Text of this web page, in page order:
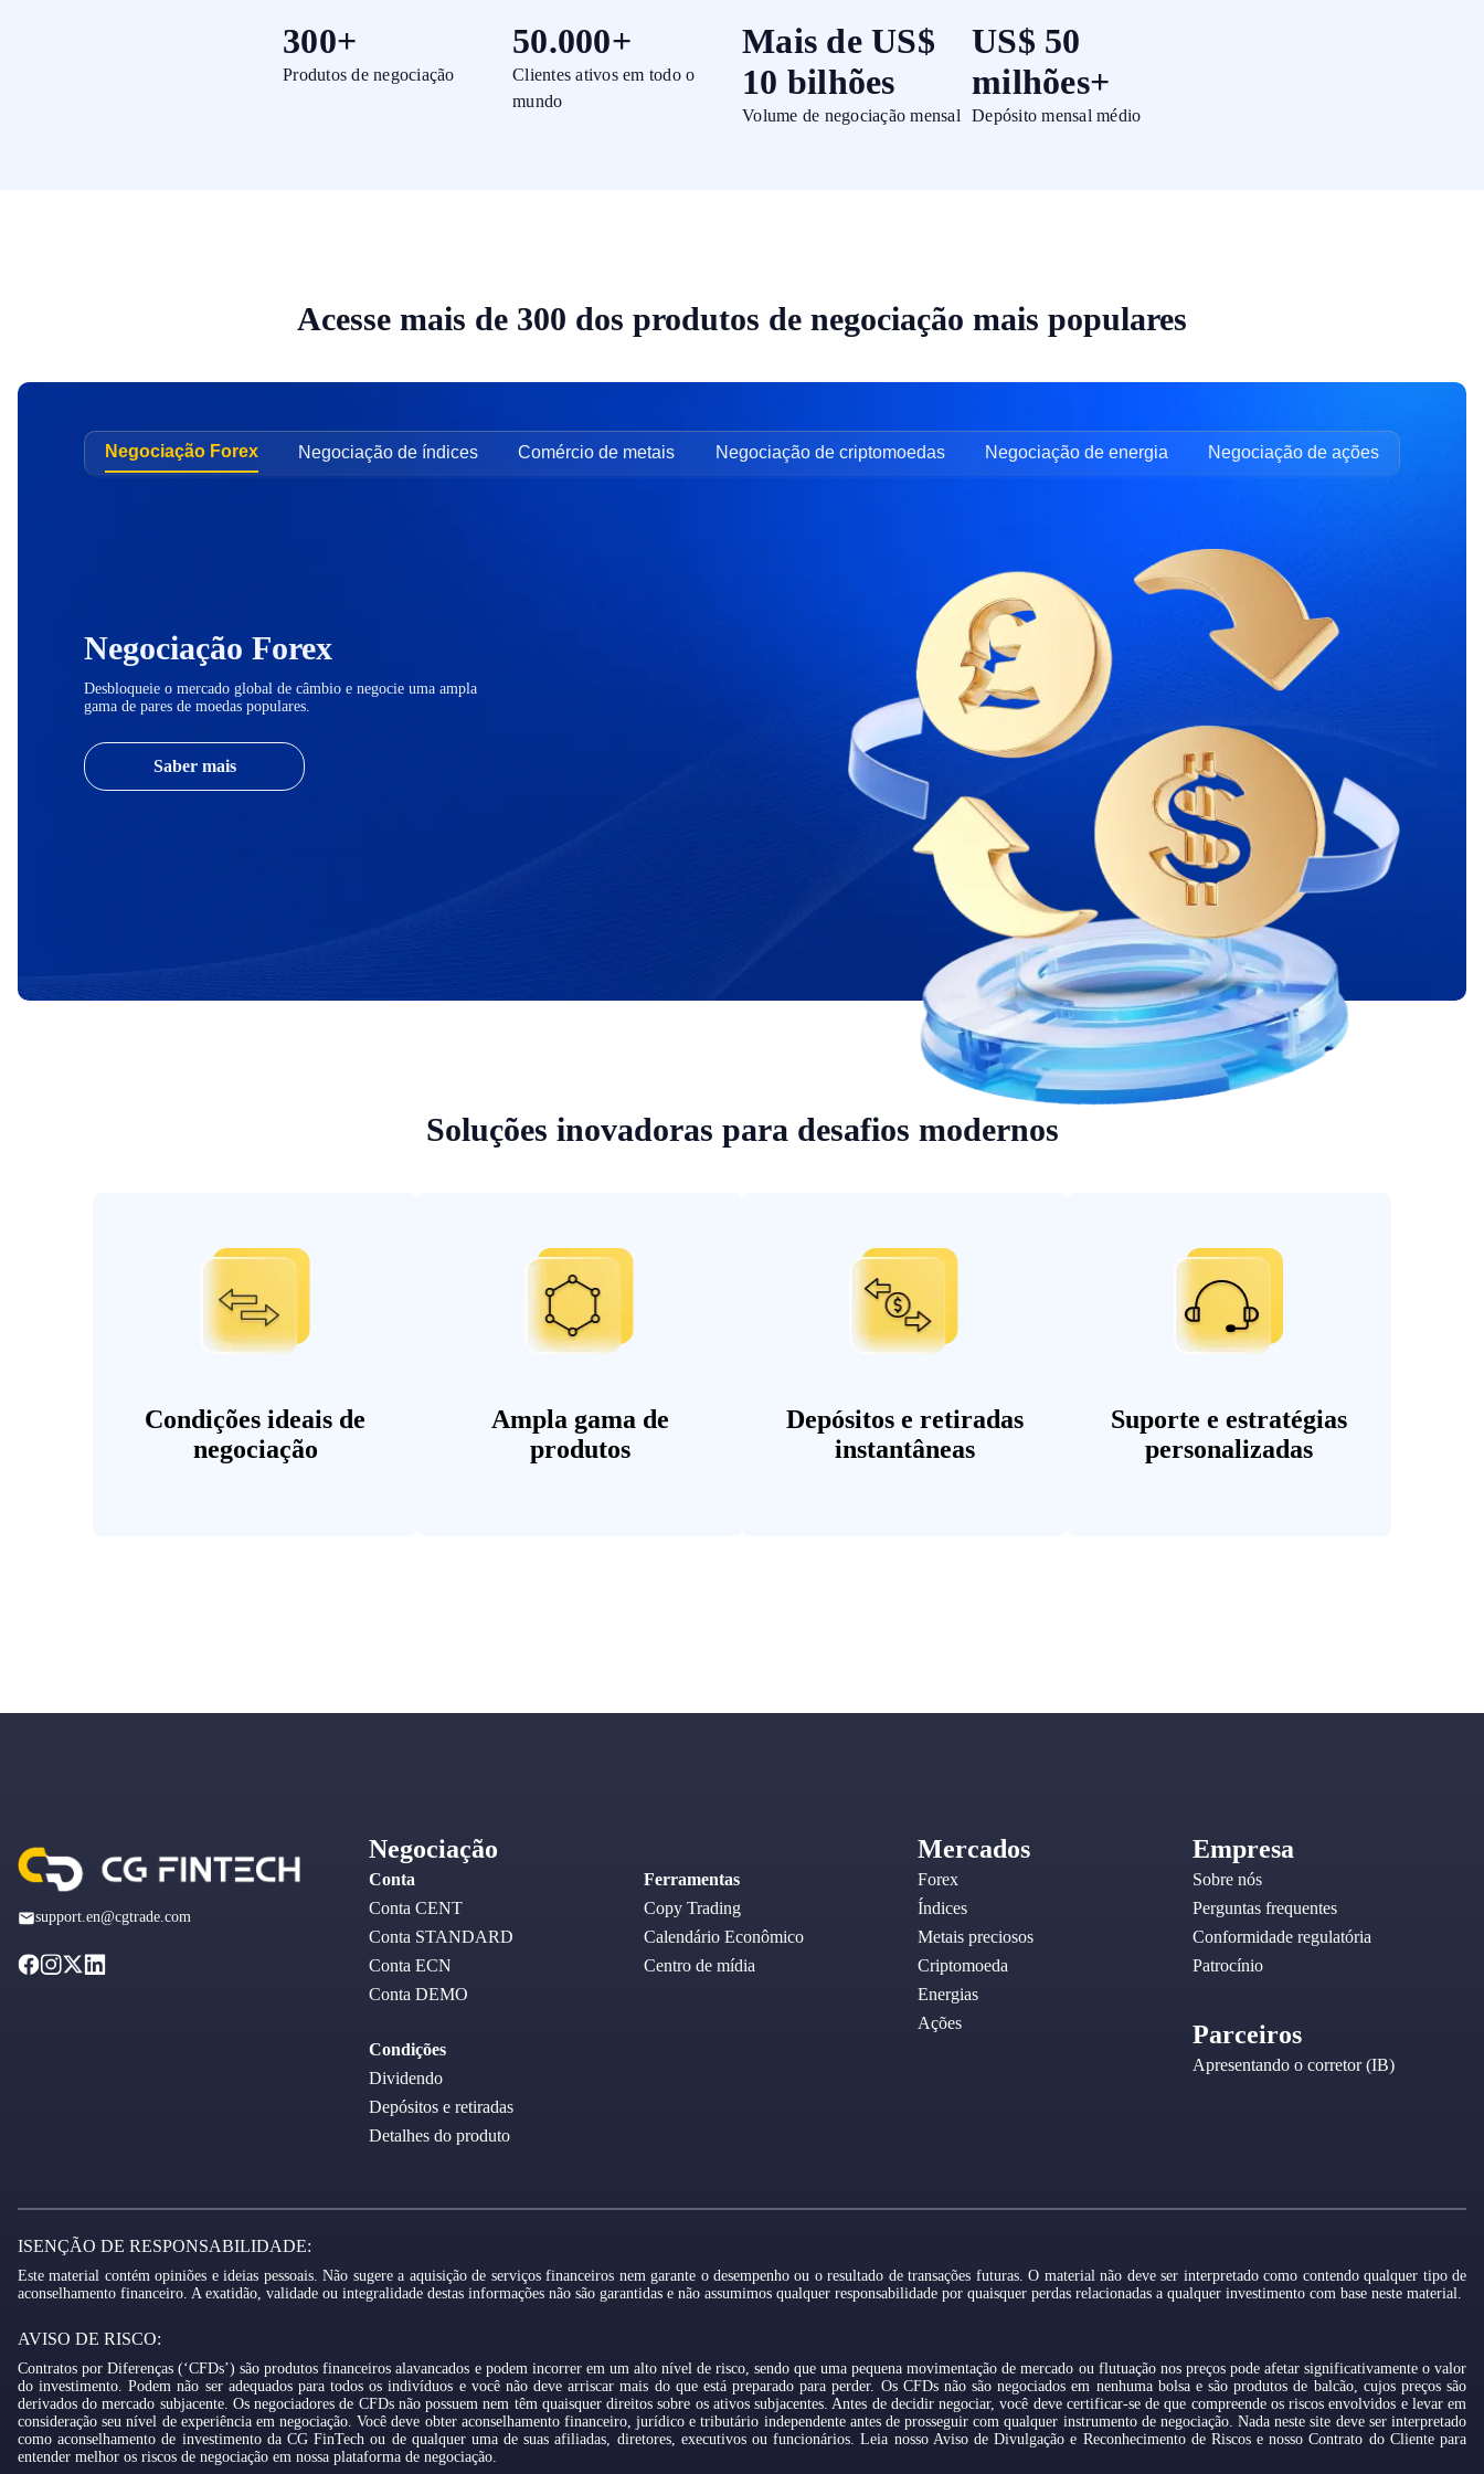
300+
Produtos de negociação
50.000+
Clientes ativos em todo o
mundo
Mais de US$
10 bilhões
Volume de negociação mensal
US$ 50
milhões+
Depósito mensal médio
Acesse mais de 300 dos produtos de negociação mais populares
Negociação Forex Negociação de índices Comércio de metais Negociação de criptomoedas Negociação de energia Negociação de ações
Negociação Forex
Desbloqueie o mercado global de câmbio e negocie uma ampla
gama de pares de moedas populares.
Saber mais
Soluções inovadoras para desafios modernos
Condições ideais de
negociação
Ampla gama de
produtos
Depósitos e retiradas
instantâneas
Suporte e estratégias
personalizadas
support.en@cgtrade.com
Negociação
Conta
Conta CENT
Conta STANDARD
Conta ECN
Conta DEMO
Condições
Dividendo
Depósitos e retiradas
Detalhes do produto
Ferramentas
Copy Trading
Calendário Econômico
Centro de mídia
Mercados
Forex
Índices
Metais preciosos
Criptomoeda
Energias
Ações
Empresa
Sobre nós
Perguntas frequentes
Conformidade regulatória
Patrocínio
Parceiros
Apresentando o corretor (IB)
ISENÇÃO DE RESPONSABILIDADE:
Este material contém opiniões e ideias pessoais. Não sugere a aquisição de serviços financeiros nem garante o desempenho ou o resultado de transações futuras. O material não deve ser interpretado como contendo qualquer tipo de
aconselhamento financeiro. A exatidão, validade ou integralidade destas informações não são garantidas e não assumimos qualquer responsabilidade por quaisquer perdas relacionadas a qualquer investimento com base neste material.
AVISO DE RISCO:
Contratos por Diferenças (‘CFDs’) são produtos financeiros alavancados e podem incorrer em um alto nível de risco, sendo que uma pequena movimentação de mercado ou flutuação nos preços pode afetar significativamente o valor
do investimento. Podem não ser adequados para todos os indivíduos e você não deve arriscar mais do que está preparado para perder. Os CFDs não são negociados em nenhuma bolsa e são produtos de balcão, cujos preços são
derivados do mercado subjacente. Os negociadores de CFDs não possuem nem têm quaisquer direitos sobre os ativos subjacentes. Antes de decidir negociar, você deve certificar-se de que compreende os riscos envolvidos e levar em
consideração seu nível de experiência em negociação. Você deve obter aconselhamento financeiro, jurídico e tributário independente antes de prosseguir com qualquer instrumento de negociação. Nada neste site deve ser interpretado
como aconselhamento de investimento da CG FinTech ou de qualquer uma de suas afiliadas, diretores, executivos ou funcionários. Leia nosso Aviso de Divulgação e Reconhecimento de Riscos e nosso Contrato do Cliente para
entender melhor os riscos de negociação em nossa plataforma de negociação.